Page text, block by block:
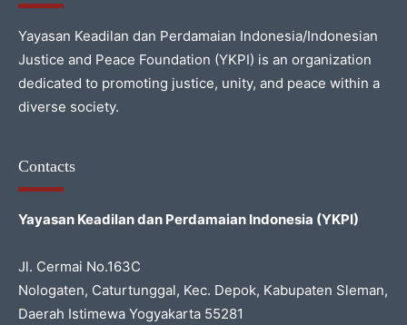
Yayasan Keadilan dan Perdamaian Indonesia/Indonesian
Justice and Peace Foundation (YKPI) is an organization
dedicated to promoting justice, unity, and peace within a
diverse society.
Contacts
Yayasan Keadilan dan Perdamaian Indonesia (YKPI)
Jl. Cermai No.163C
Nologaten, Caturtunggal, Kec. Depok, Kabupaten Sleman,
Daerah Istimewa Yogyakarta 55281